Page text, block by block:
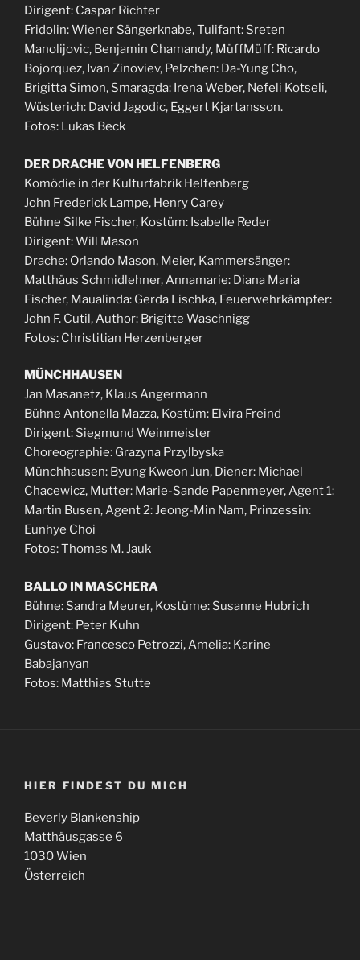
Dirigent: Caspar Richter
Fridolin: Wiener Sängerknabe, Tulifant: Sreten
Manolijovic, Benjamin Chamandy, MüffMüff: Ricardo
Bojorquez, Ivan Zinoviev, Pelzchen: Da-Yung Cho,
Brigitta Simon, Smaragda: Irena Weber, Nefeli Kotseli,
Wüsterich: David Jagodic, Eggert Kjartansson.
Fotos: Lukas Beck
DER DRACHE VON HELFENBERG
Komödie in der Kulturfabrik Helfenberg
John Frederick Lampe, Henry Carey
Bühne Silke Fischer, Kostüm: Isabelle Reder
Dirigent: Will Mason
Drache: Orlando Mason, Meier, Kammersänger:
Matthäus Schmidlehner, Annamarie: Diana Maria
Fischer, Maualinda: Gerda Lischka, Feuerwehrkämpfer:
John F. Cutil, Author: Brigitte Waschnigg
Fotos: Christitian Herzenberger
MÜNCHHAUSEN
Jan Masanetz, Klaus Angermann
Bühne Antonella Mazza, Kostüm: Elvira Freind
Dirigent: Siegmund Weinmeister
Choreographie: Grazyna Przylbyska
Münchhausen: Byung Kweon Jun, Diener: Michael
Chacewicz, Mutter: Marie-Sande Papenmeyer, Agent 1:
Martin Busen, Agent 2: Jeong-Min Nam, Prinzessin:
Eunhye Choi
Fotos: Thomas M. Jauk
BALLO IN MASCHERA
Bühne: Sandra Meurer, Kostüme: Susanne Hubrich
Dirigent: Peter Kuhn
Gustavo: Francesco Petrozzi, Amelia: Karine
Babajanyan
Fotos: Matthias Stutte
HIER FINDEST DU MICH
Beverly Blankenship
Matthäusgasse 6
1030 Wien
Österreich